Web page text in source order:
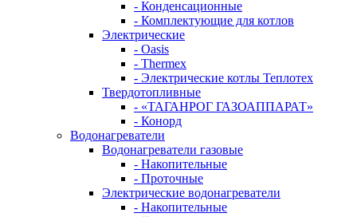
- Конденсационные
- Комплектующие для котлов
Электрические
- Oasis
- Thermex
- Электрические котлы Теплотех
Твердотопливные
- «ТАГАНРОГ ГАЗОАППАРАТ»
- Конорд
Водонагреватели
Водонагреватели газовые
- Накопительные
- Проточные
Электрические водонагреватели
- Накопительные